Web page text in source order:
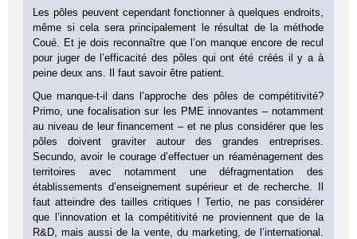
Les pôles peuvent cependant fonctionner à quelques endroits,
même si cela sera principalement le résultat de la méthode
Coué. Et je dois reconnaître que l’on manque encore de recul
pour juger de l’efficacité des pôles qui ont été créés il y a à
peine deux ans. Il faut savoir être patient.
Que manque-t-il dans l’approche des pôles de compétitivité?
Primo, une focalisation sur les PME innovantes – notamment
au niveau de leur financement – et ne plus considérer que les
pôles doivent graviter autour des grandes entreprises.
Secundo, avoir le courage d’effectuer un réaménagement des
territoires avec notamment une défragmentation des
établissements d’enseignement supérieur et de recherche. Il
faut atteindre des tailles critiques ! Tertio, ne pas considérer
que l’innovation et la compétitivité ne proviennent que de la
R&D, mais aussi de la vente, du marketing, de l’international.